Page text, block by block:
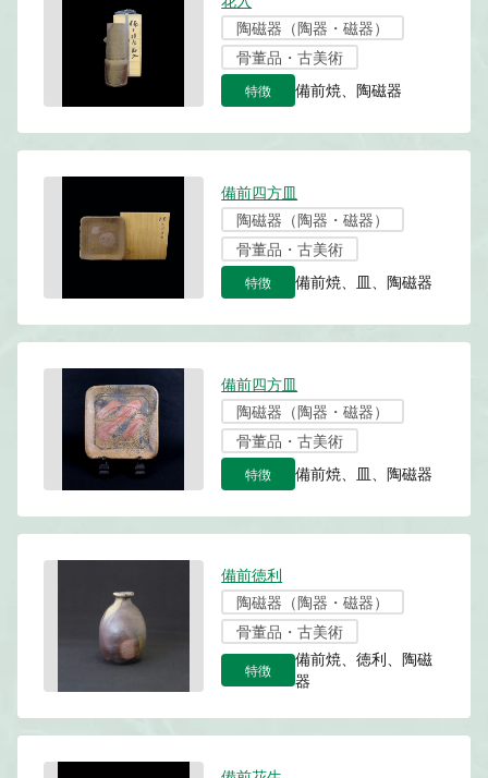
陶磁器（陶器・磁器）
骨董品・古美術
特徴 備前焼、陶磁器
備前四方皿
陶磁器（陶器・磁器）
骨董品・古美術
特徴 備前焼、皿、陶磁器
備前四方皿
陶磁器（陶器・磁器）
骨董品・古美術
特徴 備前焼、皿、陶磁器
備前徳利
陶磁器（陶器・磁器）
骨董品・古美術
特徴
備前焼、徳利、陶磁
器